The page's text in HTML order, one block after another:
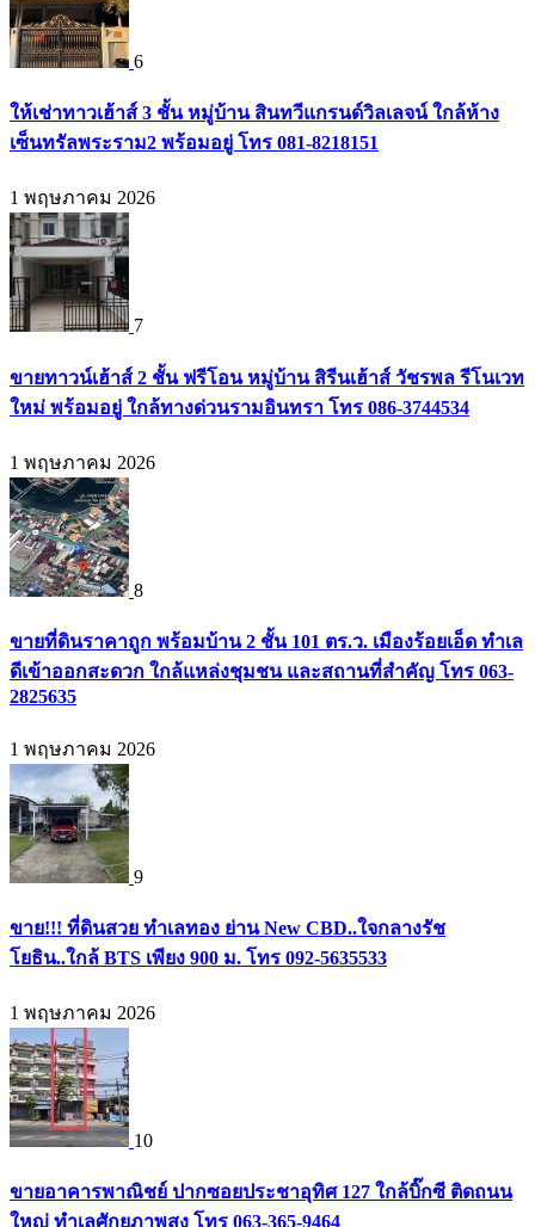
6
ให้เช่าทาวเฮ้าส์ 3 ชั้น หมู่บ้าน สินทวีแกรนด์วิลเลจน์ ใกล้ห้าง
เซ็นทรัลพระราม2 พร้อมอยู่ โทร 081-8218151
1 พฤษภาคม 2026
7
ขายทาวน์เฮ้าส์ 2 ชั้น ฟรีโอน หมู่บ้าน สิรีนเฮ้าส์ วัชรพล รีโนเวท
ใหม่ พร้อมอยู่ ใกล้ทางด่วนรามอินทรา โทร 086-3744534
1 พฤษภาคม 2026
8
ขายที่ดินราคาถูก พร้อมบ้าน 2 ชั้น 101 ตร.ว. เมืองร้อยเอ็ด ทำเล
ดีเข้าออกสะดวก ใกล้แหล่งชุมชน และสถานที่สำคัญ โทร 063-
2825635
1 พฤษภาคม 2026
9
ขาย!!! ที่ดินสวย ทำเลทอง ย่าน New CBD..ใจกลางรัช
โยธิน..ใกล้ BTS เพียง 900 ม. โทร 092-5635533
1 พฤษภาคม 2026
10
ขายอาคารพาณิชย์ ปากซอยประชาอุทิศ 127 ใกล้บิ๊กซี ติดถนน
ใหญ่ ทำเลศักยภาพสูง โทร 063-365-9464